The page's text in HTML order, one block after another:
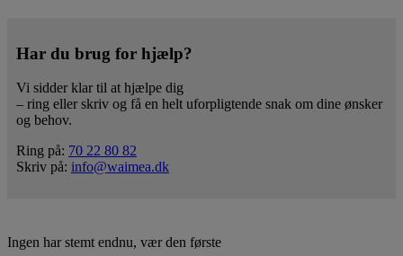
Har du brug for hjælp?
Vi sidder klar til at hjælpe dig
– ring eller skriv og få en helt uforpligtende snak om dine ønsker
og behov.
Ring på: 70 22 80 82
Skriv på: info@waimea.dk
Ingen har stemt endnu, vær den første